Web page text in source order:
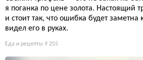
я поганка по цене золота. Настоящий
и стоит так, что ошибка будет заметна
видел его в руках.
Еда и рецепты 9 255